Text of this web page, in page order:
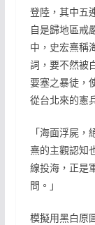
登陸，其中五
自是歸地區戒
中，史宏熹稱
詞，要不然被
要塞之暴徒，
從台北來的憲
「海面浮屍
熹的主觀認知
線投海，正是
問。」
模擬用黑白原